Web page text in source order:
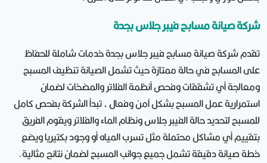
شركة صيانة مسابح فيبر جلاس بجدة
تقدم شركة صيانة مسابح فيبر جلاس بجدة خدمات شاملة للحفاظ
على المسابح في حالة ممتازة حيث تشمل الصيانة تنظيف المسبح
ومعالجة أي تشققات وفحص أنظمة الفلاتر والمضخات لضمان
استمرارية عمل المسبح بشكل آمن وفعال ، تبدأ الشركة بفحص كامل
للمسبح لتحديد حالة الفيبر جلاس ونظام الماء والفلاتر ويقوم الفريق
بتقييم أي مشاكل محتملة مثل تسرب المياه أو وجود بكتيريا ويضع
خطة صيانة دقيقة تشمل جميع جوانب المسبح لضمان نتائج مثالية.